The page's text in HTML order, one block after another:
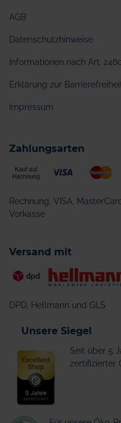
AGB
Datenschutzhinweise
Informationen nach Art.
Erklärung zur
Impressum
Zahlungsarten
Rechnung, VISA,
Vorkasse
Versand mit
DPD, Hellmann und GLS
Unsere Siegel
Seit über 5
zertifizierter